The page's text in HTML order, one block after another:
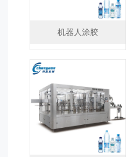
机器人涂胶